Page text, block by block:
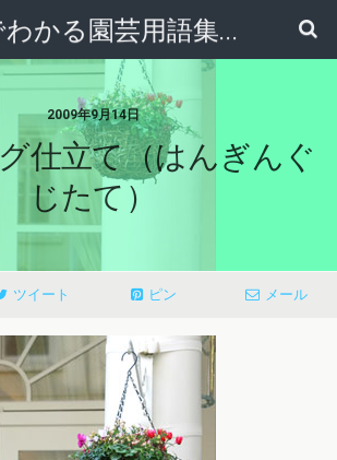
写真でわかる園芸用語集｜見て納得！かんたんガーデニング用語辞典
2009年9月14日
仕立て（はんぎんぐ
じたて）
ツイート ピン メール